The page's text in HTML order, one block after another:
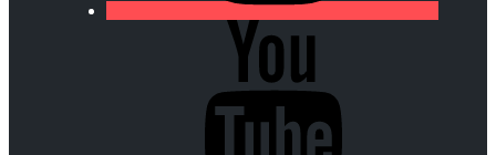
chamalieres.fr/wp-